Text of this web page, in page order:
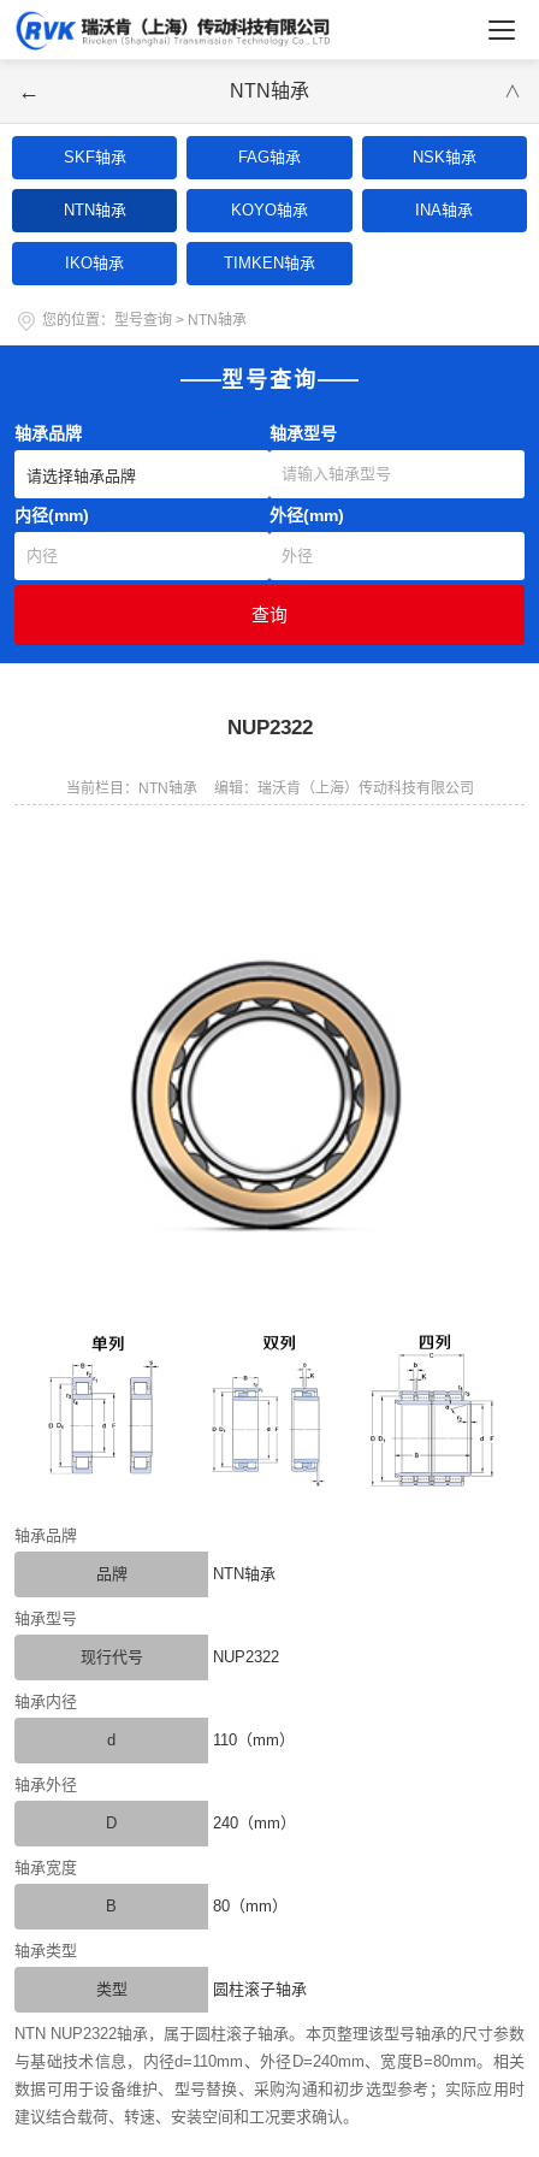
← NTN轴承 ∨
SKF轴承 FAG轴承 NSK轴承
NTN轴承 KOYO轴承 INA轴承
IKO轴承 TIMKEN轴承
您的位置： 型号查询 > NTN轴承
型号查询
轴承品牌 轴承型号
内径(mm) 外径(mm)
NUP2322
当前栏目：NTN轴承 编辑：瑞沃肯（上海）传动科技有限公司
轴承品牌
品牌 NTN轴承
轴承型号
现行代号 NUP2322
轴承内径
d 110（mm）
轴承外径
D 240（mm）
轴承宽度
B 80（mm）
轴承类型
类型 圆柱滚子轴承
NTN NUP2322轴承，属于圆柱滚子轴承。本页整理该型号轴承的尺寸参数
与基础技术信息，内径d=110mm、外径D=240mm、宽度B=80mm。相关
数据可用于设备维护、型号替换、采购沟通和初步选型参考；实际应用时
建议结合载荷、转速、安装空间和工况要求确认。